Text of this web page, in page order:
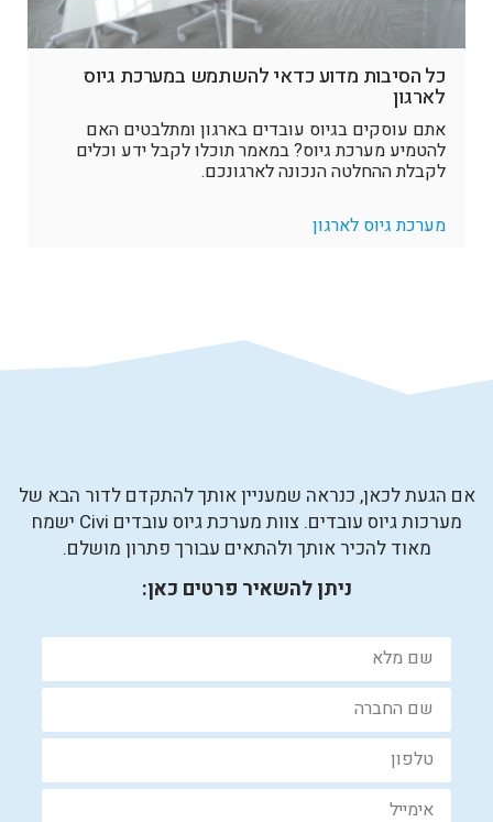
כל הסיבות מדוע כדאי להשתמש במערכת גיוס
לארגון
אתם עוסקים בגיוס עובדים בארגון ומתלבטים האם
להטמיע מערכת גיוס? במאמר תוכלו לקבל ידע וכלים
לקבלת ההחלטה הנכונה לארגונכם.
מערכת גיוס לארגון
אם הגעת לכאן, כנראה שמעניין אותך להתקדם לדור הבא של
מערכות גיוס עובדים. צוות מערכת גיוס עובדים Civi ישמח
מאוד להכיר אותך ולהתאים עבורך פתרון מושלם.
ניתן להשאיר פרטים כאן: